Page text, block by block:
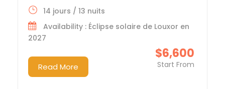
$6,600
Start From
14 jours / 13 nuits
Availability : Éclipse solaire de Louxor en
2027
Read More